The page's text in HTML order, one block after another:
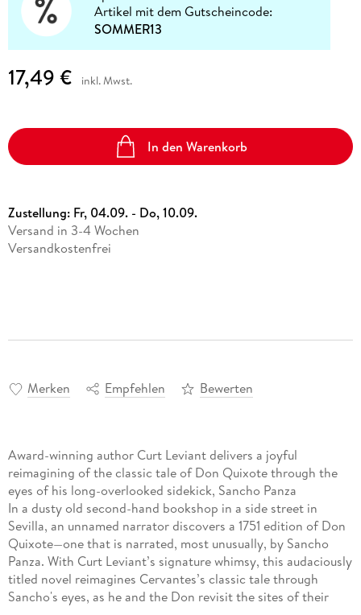
Artikel mit dem Gutscheincode:
SOMMER13
17,49 € inkl. Mwst.
In den Warenkorb
Zustellung: Fr, 04.09. - Do, 10.09.
Versand in 3-4 Wochen
Versandkostenfrei
Merken Empfehlen Bewerten
Award-winning author Curt Leviant delivers a joyful
reimagining of the classic tale of Don Quixote through the
eyes of his long-overlooked sidekick, Sancho Panza
In a dusty old second-hand bookshop in a side street in
Sevilla, an unnamed narrator discovers a 1751 edition of Don
Quixote—one that is narrated, most unusually, by Sancho
Panza. With Curt Leviant’s signature whimsy, this audaciously
titled novel reimagines Cervantes’s classic tale through
Sancho's eyes, as he and the Don revisit the sites of their